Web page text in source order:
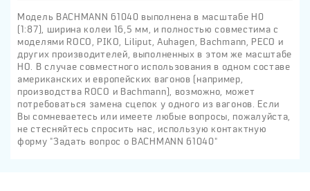
Модель BACHMANN 61040 выполнена в масштабе H0
(1:87), ширина колеи 16,5 мм, и полностью совместима с
моделями ROCO, PIKO, Liliput, Auhagen, Bachmann, PECO и
других производителей, выполненных в этом же масштабе
HO. В случае совместного использования в одном составе
американских и европейских вагонов (например,
производства ROCO и Bachmann), возможно, может
потребоваться замена сцепок у одного из вагонов. Если
Вы сомневаетесь или имеете любые вопросы, пожалуйста,
не стесняйтесь спросить нас, использую контактную
форму "Задать вопрос о BACHMANN 61040"